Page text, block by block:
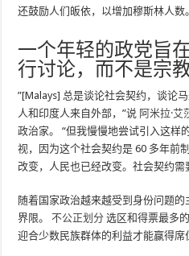
还鼓励人们皈依，以增加穆斯林人数。
一个年轻的政党旨
行讨论，而不是宗
”[Malays] 总是谈论社会契约，谈论
人和印度人来自外部，”说 阿米拉·艾
政治家。 “但我慢慢地尝试引入这样
视，因为这个社会契约是 60 多年前
改变，人民也已经改变。社会契约需
随着国家政治越来越受到身份问题
界限。不公正划分 选区和得票最多
迎合少数民族群体的利益才能赢得席